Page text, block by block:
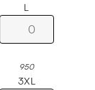
L
950
3XL